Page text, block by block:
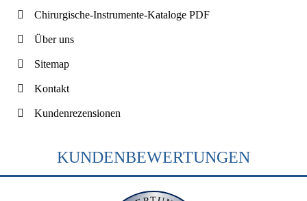
Chirurgische-Instrumente-Kataloge PDF
Über uns
Sitemap
Kontakt
Kundenrezensionen
KUNDENBEWERTUNGEN